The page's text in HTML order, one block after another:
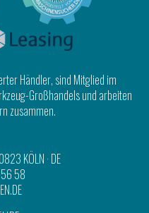
Händler, sind Mitglied im
Großhandels und arbeiten
zusammen.
KÖLN · DE
58